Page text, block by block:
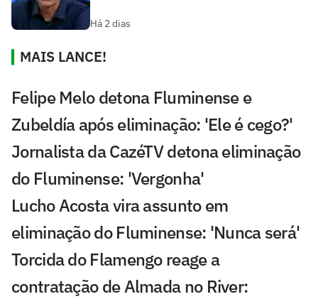
Há 2 dias
MAIS LANCE!
Felipe Melo detona Fluminense e
Zubeldía após eliminação: 'Ele é cego?'
Jornalista da CazéTV detona eliminação
do Fluminense: 'Vergonha'
Lucho Acosta vira assunto em
eliminação do Fluminense: 'Nunca será'
Torcida do Flamengo reage a
contratação de Almada no River: